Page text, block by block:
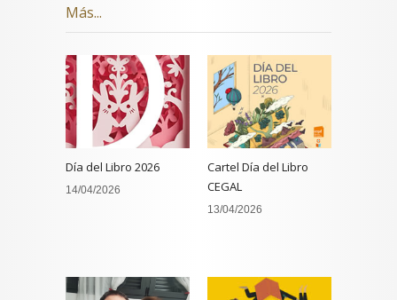
Más...
Día del Libro 2026
14/04/2026
Cartel Día del Libro
CEGAL
13/04/2026